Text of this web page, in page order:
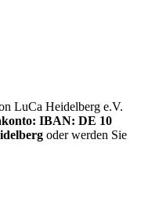
LuCa Heidelberg e.V.
IBAN: DE 10
oder werden Sie